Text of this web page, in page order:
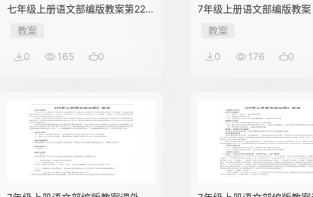
七年级上册语文部编版教案第22课
《寓言四·杞人忧天》02
教案
0 165 0
7年级上册语文部编版教
单元》复习
教案
0 176 0